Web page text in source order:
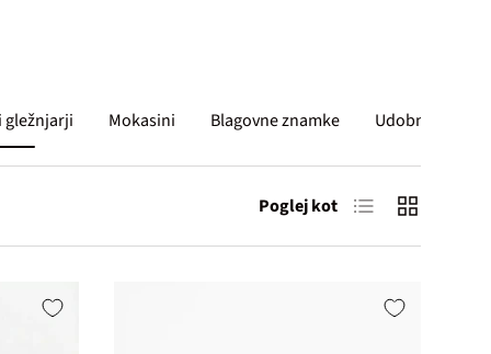
gležnjarji Mokasini Blagovne znamke Udobna obutev
Poglej kot Lista izdelkov
Mreža